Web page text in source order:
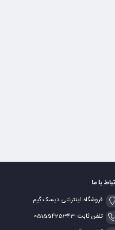
با ما
فروشگاه اینترنتی دیسک گیم
تلفن ثابت: 05155425343